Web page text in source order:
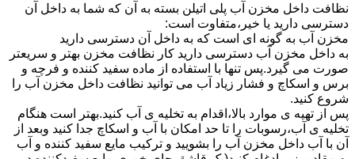
نظافت داخل مخزن آب پلی اتیلن بسته به آن که شما به داخل آن
دسترسی دارید یا خیر،متفاوت است:
مخزن آب به گونه ای است که به داخل آن دسترسی دارید
به داخل مخزن آب دسترسی دارید کار نظافت مخزن بهتر و سریعتر
صورت می گیرد.پس تنها با استفاده از ماده سفید کننده و فرچه و
برس و اسکاچ و فشار زیاد آب می توانید نظافت داخل مخزن آب را
شروع کنید.
پس از تهیه ی موارد بالا،اقدام به تخلیه ی آب کنید.بهتر است هنگام
تخلیه ی آب،رسوبات را تا حد امکان با آب و اسکاچ جدا کنید وبعد از
آن با آب داخل مخزن آب را بشویید و ترکیب مایع سفید کننده و آب